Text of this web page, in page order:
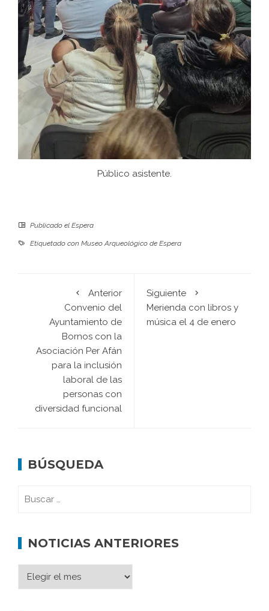
Público asistente.
Publicado el Espera
Etiquetado con Museo Arqueológico de Espera
Anterior
Convenio del
Ayuntamiento de
Bornos con la
Asociación Per Afán
para la inclusión
laboral de las
personas con
diversidad funcional
Siguiente
Merienda con libros y
música el 4 de enero
BÚSQUEDA
NOTICIAS ANTERIORES